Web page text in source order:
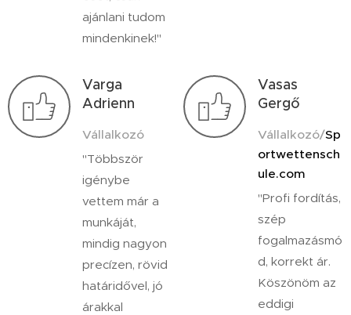
ajánlani tudom
mindenkinek!"
Varga
Adrienn
Vállalkozó
"Többször
igénybe
vettem már a
munkáját,
mindig nagyon
precízen, rövid
határidővel, jó
árakkal
Vasas
Gergő
Vállalkozó/Sp
ortwettensch
ule.com
"Profi fordítás,
szép
fogalmazásmó
d, korrekt ár.
Köszönöm az
eddigi